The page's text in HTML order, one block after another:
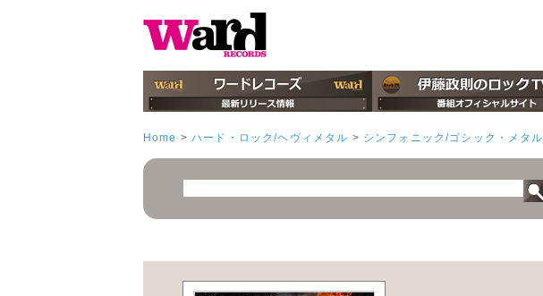
Home > ハード・ロック/ヘヴィメタル > シンフォニック/ゴシック・メタル